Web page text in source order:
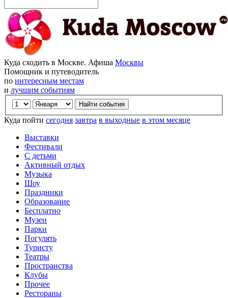
Куда сходить в Москве. Афиша Москвы
Помощник и путеводитель
по интересным местам
и лучшим событиям
Куда пойти сегодня завтра в выходные в этом месяце
Выставки
Фестивали
С детьми
Активный отдых
Музыка
Шоу
Праздники
Образование
Бесплатно
Музеи
Парки
Погулять
Туристу
Театры
Пространства
Клубы
Прочее
Рестораны